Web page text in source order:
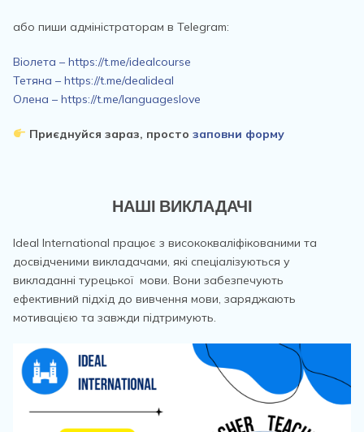
або пиши адміністраторам в Telegram:
Віолета – https://t.me/idealcourse
Тетяна – https://t.me/dealideal
Олена – https://t.me/languageslove
Приєднуйся зараз, просто заповни форму
НАШІ ВИКЛАДАЧІ
Ideal International працює з висококваліфікованими та
досвідченими викладачами, які спеціалізуються у
викладанні турецької мови. Вони забезпечують
ефективний підхід до вивчення мови, заряджають
мотивацією та завжди підтримують.